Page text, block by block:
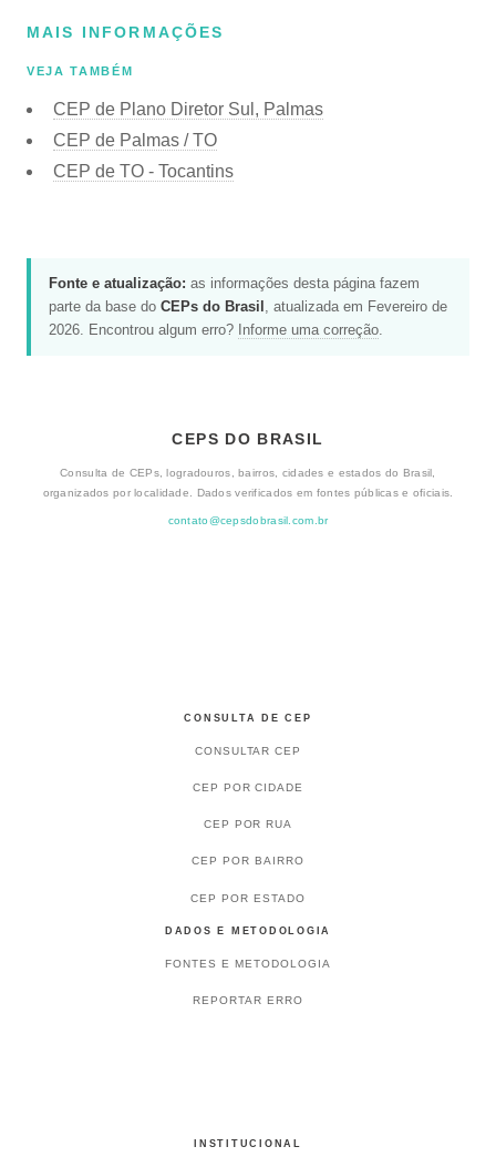
MAIS INFORMAÇÕES
VEJA TAMBÉM
CEP de Plano Diretor Sul, Palmas
CEP de Palmas / TO
CEP de TO - Tocantins
Fonte e atualização: as informações desta página fazem
parte da base do CEPs do Brasil , atualizada em Fevereiro de
2026. Encontrou algum erro? Informe uma correção.
CEPS DO BRASIL
Consulta de CEPs, logradouros, bairros, cidades e estados do Brasil,
organizados por localidade. Dados verificados em fontes públicas e oficiais.
contato@cepsdobrasil.com.br
CONSULTA DE CEP
CONSULTAR CEP
CEP POR CIDADE
CEP POR RUA
CEP POR BAIRRO
CEP POR ESTADO
DADOS E METODOLOGIA
FONTES E METODOLOGIA
REPORTAR ERRO
INSTITUCIONAL